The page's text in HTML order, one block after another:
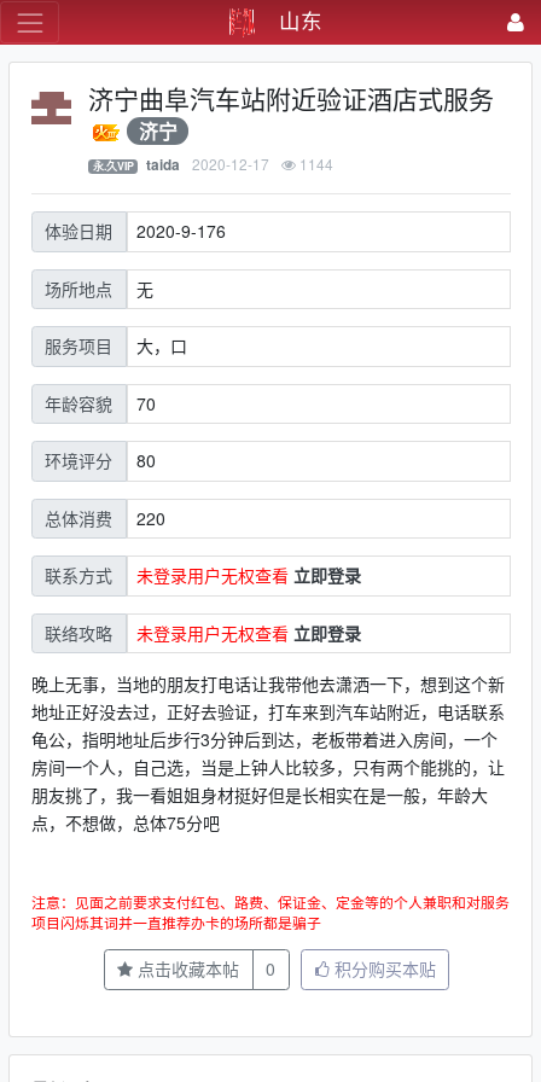
山东
济宁曲阜汽车站附近验证酒店式服务
济宁
永.久VIP taida 2020-12-17 1144
体验日期 2020-9-176
场所地点 无
服务项目 大，口
年龄容貌 70
环境评分 80
总体消费 220
联系方式 未登录用户无权查看 立即登录
联络攻略 未登录用户无权查看 立即登录
晚上无事，当地的朋友打电话让我带他去潇洒一下，想到这个新
地址正好没去过，正好去验证，打车来到汽车站附近，电话联系
龟公，指明地址后步行3分钟后到达，老板带着进入房间，一个
房间一个人，自己选，当是上钟人比较多，只有两个能挑的，让
朋友挑了，我一看姐姐身材挺好但是长相实在是一般，年龄大
点，不想做，总体75分吧
注意：见面之前要求支付红包、路费、保证金、定金等的个人兼职和对服务
项目闪烁其词并一直推荐办卡的场所都是骗子
点击收藏本帖 0 积分购买本贴